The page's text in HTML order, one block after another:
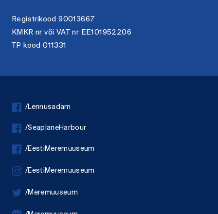
Registrikood 90013667
KMKR nr või VAT nr EE101952206
TP kood 011331
/Lennusadam
/SeaplaneHarbour
/EestiMeremuuseum
/EestiMeremuuseum
/Meremuuseum